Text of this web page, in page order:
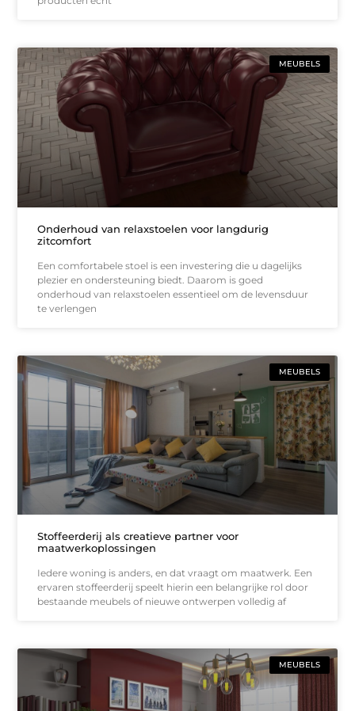
MEUBELS
Onderhoud van relaxstoelen voor langdurig
zitcomfort
Een comfortabele stoel is een investering die u dagelijks
plezier en ondersteuning biedt. Daarom is goed
onderhoud van relaxstoelen essentieel om de levensduur
te verlengen
MEUBELS
Stoffeerderij als creatieve partner voor
maatwerkoplossingen
Iedere woning is anders, en dat vraagt om maatwerk. Een
ervaren stoffeerderij speelt hierin een belangrijke rol door
bestaande meubels of nieuwe ontwerpen volledig af
MEUBELS